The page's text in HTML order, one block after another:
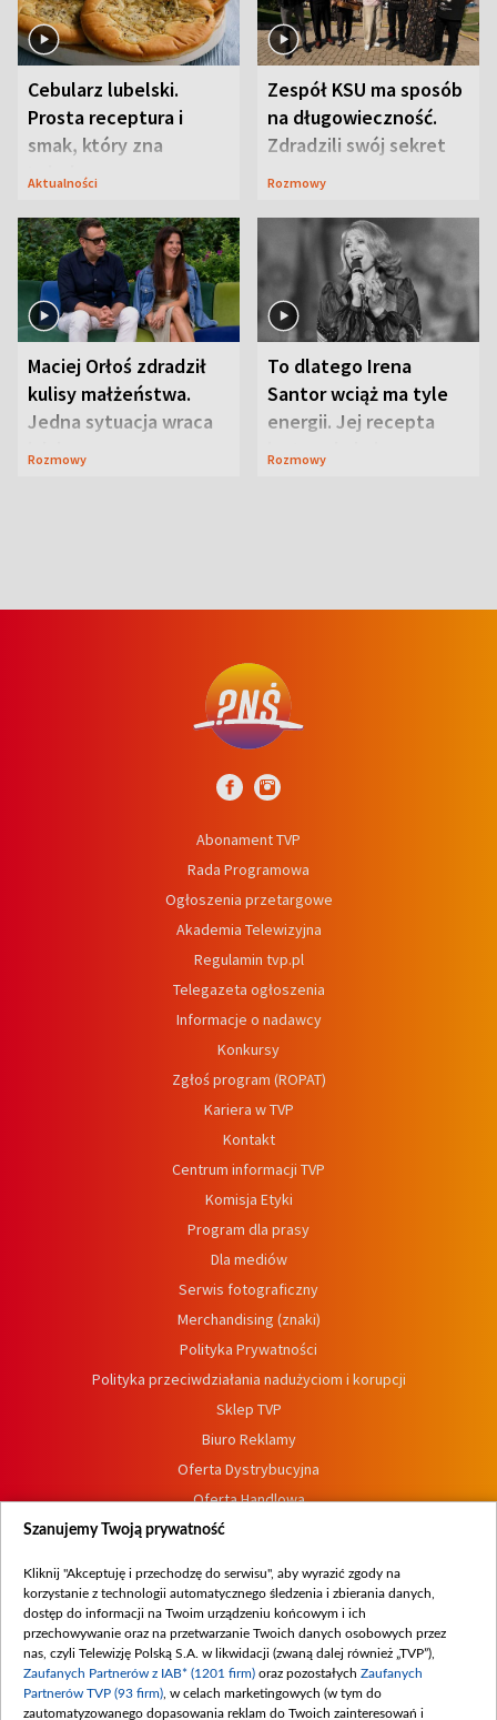
Cebularz lubelski.
Prosta receptura i
smak, który zna
Lubelszczyzna
Aktualności
Zespół KSU ma sposób
na długowieczność.
Zdradzili swój sekret
Rozmowy
Maciej Orłoś zdradził
kulisy małżeństwa.
Jedna sytuacja wraca
jak bumerang
Rozmowy
To dlatego Irena
Santor wciąż ma tyle
energii. Jej recepta
jest zaskakująco
Rozmowy
Abonament TVP
Rada Programowa
Ogłoszenia przetargowe
Akademia Telewizyjna
Regulamin tvp.pl
Telegazeta ogłoszenia
Informacje o nadawcy
Konkursy
Zgłoś program (ROPAT)
Kariera w TVP
Kontakt
Centrum informacji TVP
Komisja Etyki
Program dla prasy
Dla mediów
Serwis fotograficzny
Merchandising (znaki)
Polityka Prywatności
Polityka przeciwdziałania nadużyciom i korupcji
Sklep TVP
Biuro Reklamy
Oferta Dystrybucyjna
Oferta Handlowa
Dostępność
Procedura zgłoszeń wewnętrznych
Szanujemy Twoją prywatność
Kliknij "Akceptuję i przechodzę do serwisu", aby wyrazić zgody na
korzystanie z technologii automatycznego śledzenia i zbierania danych,
dostęp do informacji na Twoim urządzeniu końcowym i ich
przechowywanie oraz na przetwarzanie Twoich danych osobowych przez
nas, czyli Telewizję Polską S.A. w likwidacji (zwaną dalej również „TVP”),
Zaufanych Partnerów z IAB* (1201 firm) oraz pozostałych Zaufanych
Partnerów TVP (93 firm) , w celach marketingowych (w tym do
zautomatyzowanego dopasowania reklam do Twoich zainteresowań i